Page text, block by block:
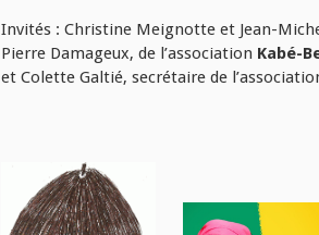
Invités : Christine Meignotte et Jean-
Pierre Damageux, de l’association Kabé-
et Colette Galtié, secrétaire de